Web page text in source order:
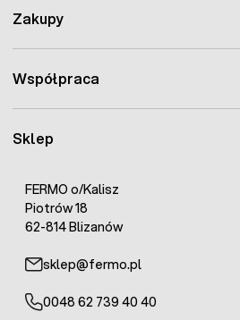
Sklep
FERMO o/Kalisz
Piotrów 18
62-814 Blizanów
sklep@fermo.pl
0048 62 739 40 40
Zakupy
Współpraca